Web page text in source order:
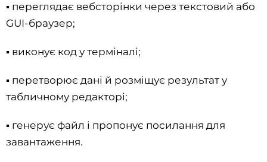
▪️ переглядає вебсторінки через текстовий або
GUI-браузер;
▪️ виконує код у терміналі;
▪️ перетворює дані й розміщує результат у
табличному редакторі;
▪️ генерує файл і пропонує посилання для
завантаження.